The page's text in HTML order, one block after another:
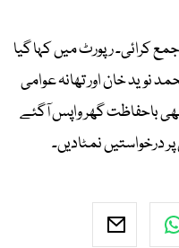
کرائی۔ رپورٹ میں کہا گیا
نوید خان اور تھانہ عوامی
باحفاظت گھر واپس آگئے
درخواستیں نمٹادیں۔